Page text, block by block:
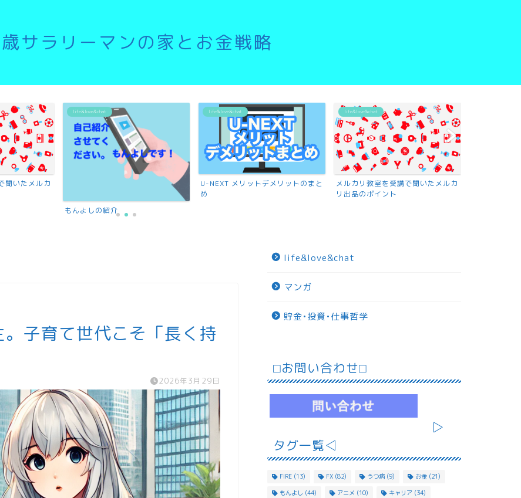
サラリーマンの家とお金戦略
聞いたメルカ
life&love&chat
もんよしの紹介
life&love&chat
U-NEXT メリットデメリットのまと
め
life&love&chat
メルカリ教室を受講で聞いたメルカ
リ出品のポイント
子育て世代こそ「長く持
2026年3月29日
life&love&chat
マンガ
貯金•投資•仕事哲学
⬜︎お問い合わせ⬜︎
▷
タグ一覧◁
FIRE(13) FX(82) うつ病(9) お金(21)
もんよし (44) アニメ (10) キャリア (34)